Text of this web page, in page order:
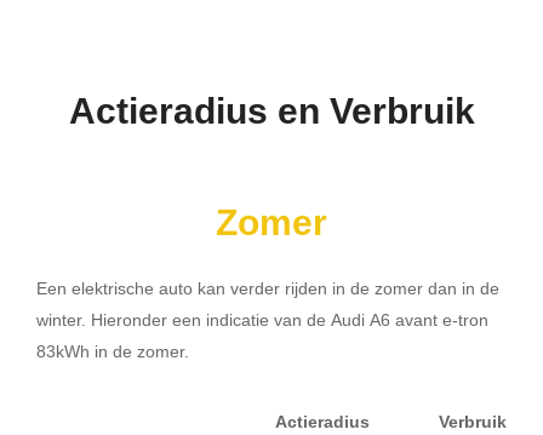
Actieradius en Verbruik
Zomer
Een elektrische auto kan verder rijden in de zomer dan in de
winter. Hieronder een indicatie van de Audi A6 avant e-tron
83kWh in de zomer.
Actieradius Verbruik